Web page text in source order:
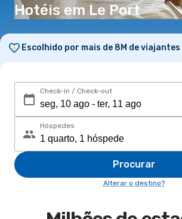
Hotéis em Le Port
Escolhido por mais de 8M de viajantes
Check-in / Check-out
Hóspedes
Procurar
Alterar o destino?